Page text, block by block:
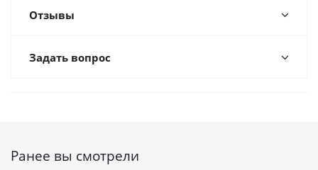
Отзывы
Задать вопрос
Ранее вы смотрели